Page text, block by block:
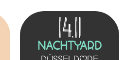
14.11
NachtYard